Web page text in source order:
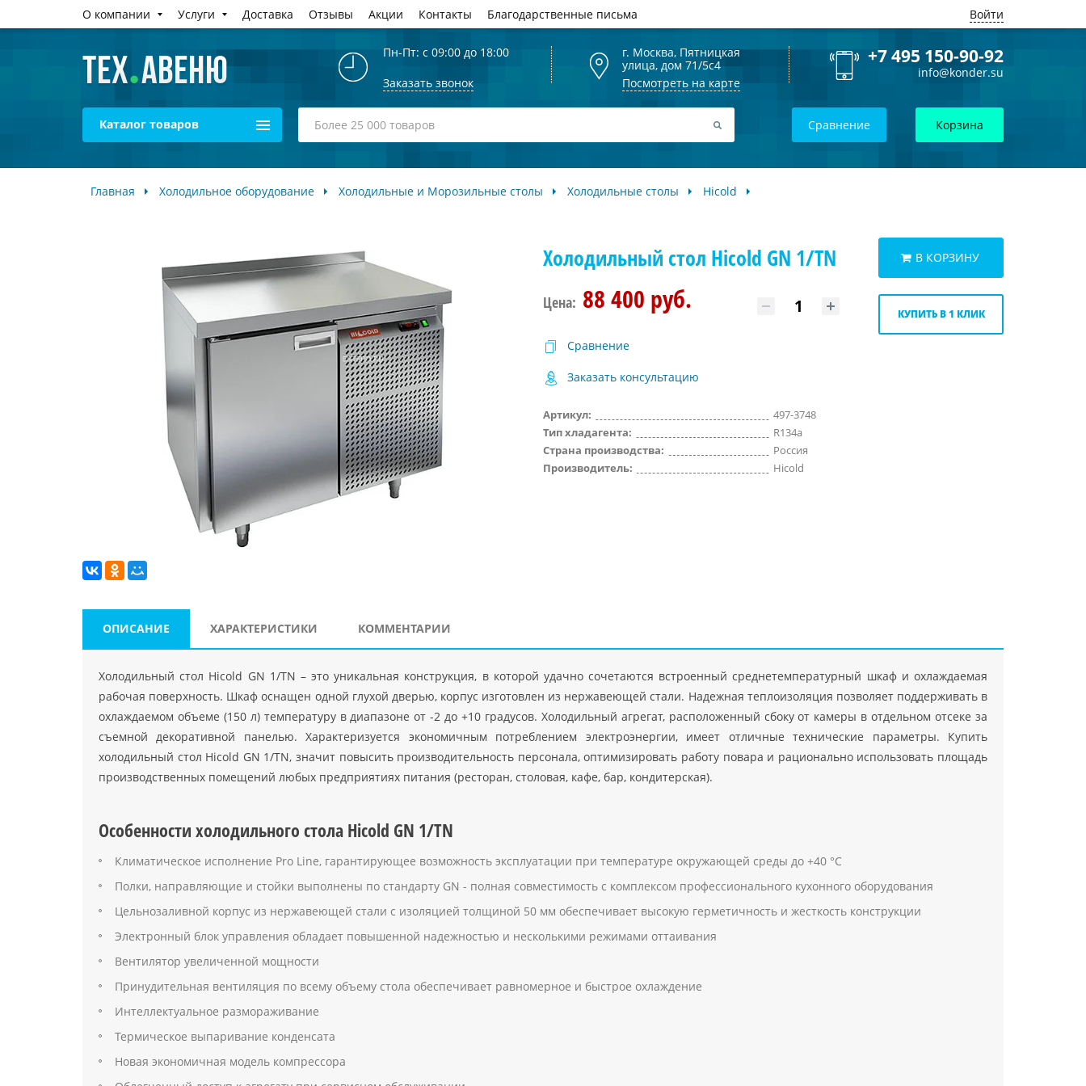
О компании Услуги Доставка Отзывы Акции Контакты Благодарственные письма Войти
Пн-Пт: с 09:00 до 18:00
Заказать звонок
г. Москва, Пятницкая
улица, дом 71/5с4
Посмотреть на карте
+7 495 150-90-92
info@konder.su
Каталог товаров Сравнение Корзина
Главная Холодильное оборудование Холодильные и Морозильные столы Холодильные столы Hicold
Холодильный стол Hicold GN 1/TN
Цена: 88 400 руб.
Сравнение
Заказать консультацию
Артикул:
497-3748
Тип хладагента:
R134a
Страна производства:
Россия
Производитель:
Hicold
В КОРЗИНУ
КУПИТЬ В 1 КЛИК
ОПИСАНИЕ ХАРАКТЕРИСТИКИ КОММЕНТАРИИ
Холодильный стол Hicold GN 1/TN – это уникальная конструкция, в которой удачно сочетаются встроенный среднетемпературный шкаф и охлаждаемая
рабочая поверхность. Шкаф оснащен одной глухой дверью, корпус изготовлен из нержавеющей стали. Надежная теплоизоляция позволяет поддерживать в
охлаждаемом объеме (150 л) температуру в диапазоне от -2 до +10 градусов. Холодильный агрегат, расположенный сбоку от камеры в отдельном отсеке за
съемной декоративной панелью. Характеризуется экономичным потреблением электроэнергии, имеет отличные технические параметры. Купить
холодильный стол Hicold GN 1/TN, значит повысить производительность персонала, оптимизировать работу повара и рационально использовать площадь
производственных помещений любых предприятиях питания (ресторан, столовая, кафе, бар, кондитерская).
Особенности холодильного стола Hicold GN 1/TN
Климатическое исполнение Pro Line, гарантирующее возможность эксплуатации при температуре окружающей среды до +40 °С
Полки, направляющие и стойки выполнены по стандарту GN - полная совместимость с комплексом профессионального кухонного оборудования
Цельнозаливной корпус из нержавеющей стали с изоляцией толщиной 50 мм обеспечивает высокую герметичность и жесткость конструкции
Электронный блок управления обладает повышенной надежностью и несколькими режимами оттаивания
Вентилятор увеличенной мощности
Принудительная вентиляция по всему объему стола обеспечивает равномерное и быстрое охлаждение
Интеллектуальное размораживание
Термическое выпаривание конденсата
Новая экономичная модель компрессора